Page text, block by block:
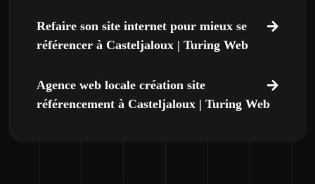
Refaire son site internet pour mieux se
référencer à Casteljaloux | Turing Web
Agence web locale création site
référencement à Casteljaloux | Turing Web